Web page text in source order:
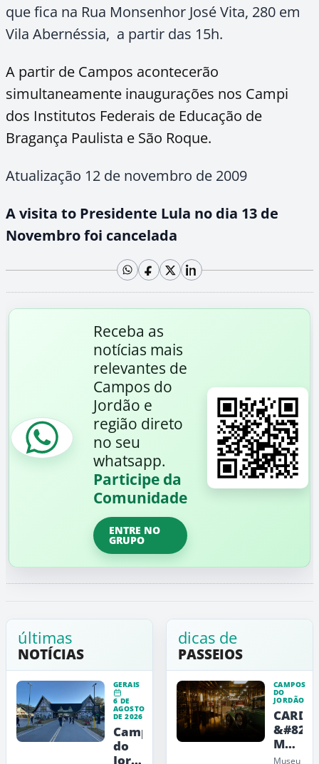
que fica na Rua Monsenhor José Vita, 280 em
Vila Abernéssia, a partir das 15h.
A partir de Campos acontecerão
simultaneamente inaugurações nos Campi
dos Institutos Federais de Educação de
Bragança Paulista e São Roque.
Atualização 12 de novembro de 2009
A visita to Presidente Lula no dia 13 de
Novembro foi cancelada
Receba as
notícias mais
relevantes de
Campos do
Jordão e
região direto
no seu
whatsapp.
Participe da
Comunidade
ENTRE NO
GRUPO
últimas
NOTÍCIAS
GERAIS
6 DE
AGOSTO
DE 2026
Campos
do
Jordão
dicas de
PASSEIOS
CAMPOS
DO
JORDÃO
CARDE
Museu
de
Museu